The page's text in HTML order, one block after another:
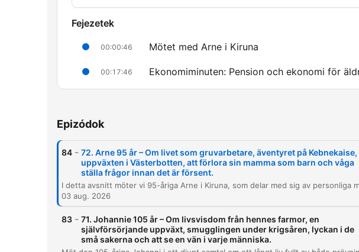
Fejezetek
00:00:46 Mötet med Arne i Kiruna
00:17:46 Ekonomiminuten: Pension och ekonomi för
00:21:10
00:28:36 Mötet med Kerstin och livet i Kiruna
00:35:47
00:39:22 Att vårda en närstående
00:45:22 Livet och arbetet i gruvan
Epizódok
84 - 72. Arne 95 år – Om livet som gruvarbetare, äventyret på Kebnekaise,
uppväxten i Västerbotten, att förlora sin mamma som barn och våga
ställa frågor innan det är försent.
03 aug. 2026
83 - 71. Johannie 105 år – Om livsvisdom från hennes farmor, en
självförsörjande uppväxt, smugglingen under krigsåren, lyckan i de
små sakerna och att se en vän i varje människa.